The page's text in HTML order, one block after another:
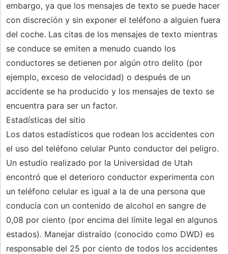
embargo, ya que los mensajes de texto se puede hacer
con discreción y sin exponer el teléfono a alguien fuera
del coche. Las citas de los mensajes de texto mientras
se conduce se emiten a menudo cuando los
conductores se detienen por algún otro delito (por
ejemplo, exceso de velocidad) o después de un
accidente se ha producido y los mensajes de texto se
encuentra para ser un factor.
Estadísticas del sitio
Los datos estadísticos que rodean los accidentes con
el uso del teléfono celular Punto conductor del peligro.
Un estudio realizado por la Universidad de Utah
encontró que el deterioro conductor experimenta con
un teléfono celular es igual a la de una persona que
conducía con un contenido de alcohol en sangre de
0,08 por ciento (por encima del límite legal en algunos
estados). Manejar distraído (conocido como DWD) es
responsable del 25 por ciento de todos los accidentes